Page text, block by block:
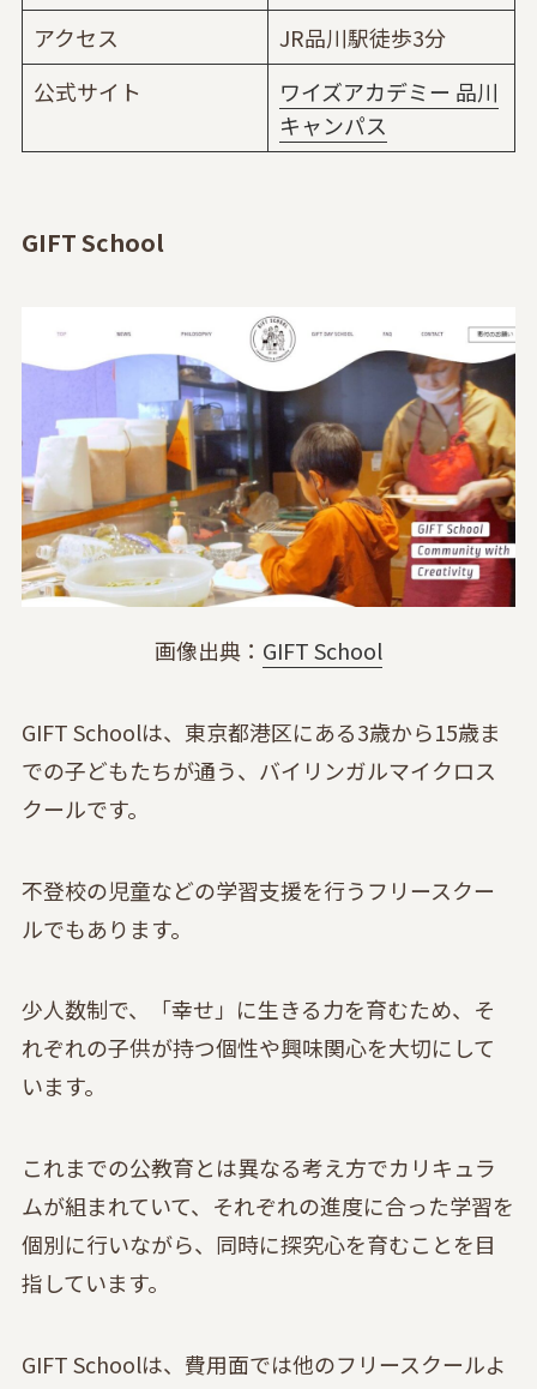
アクセス
JR品川駅徒歩3分
公式サイト
ワイズアカデミー 品川
キャンパス
GIFT School
画像出典： GIFT School
GIFT Schoolは、東京都港区にある3歳から15歳ま
での子どもたちが通う、バイリンガルマイクロス
クールです。
不登校の児童などの学習支援を行うフリースクー
ルでもあります。
少人数制で、「幸せ」に生きる力を育むため、そ
れぞれの子供が持つ個性や興味関心を大切にして
います。
これまでの公教育とは異なる考え方でカリキュラ
ムが組まれていて、それぞれの進度に合った学習を
個別に行いながら、同時に探究心を育むことを目
指しています。
GIFT Schoolは、費用面では他のフリースクールよ